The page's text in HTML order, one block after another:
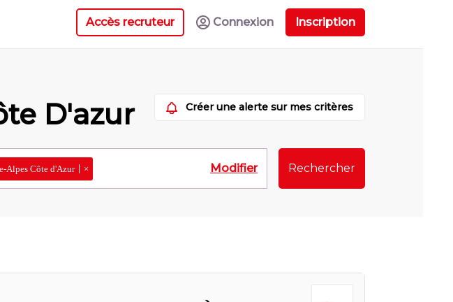
Accès recruteur Connexion Inscription
D'azur Créer une alerte sur mes critères
Alpes Côte d'Azur × Modifier Rechercher